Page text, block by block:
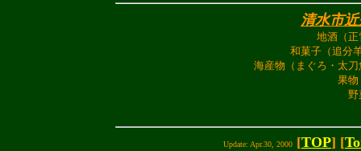
清水市
地酒（
和菓子（追分
海産物（まぐろ・太
果物
野
Update: Apr.30, 2000 [TOP] [